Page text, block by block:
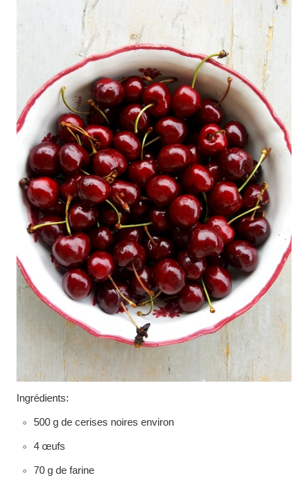
Ingrédients:
500 g de cerises noires environ
4 œufs
70 g de farine